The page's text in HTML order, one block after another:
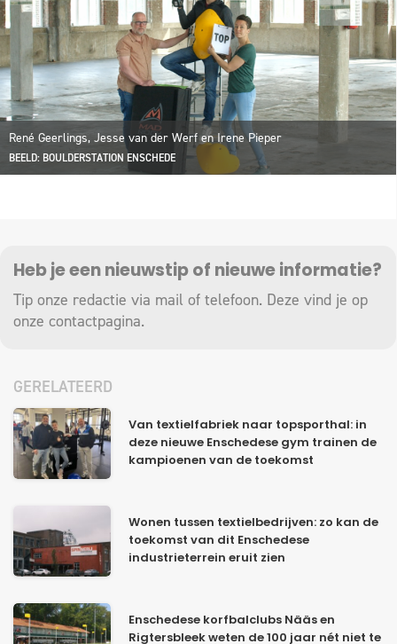
René Geerlings, Jesse van der Werf en Irene Pieper
BEELD: BOULDERSTATION ENSCHEDE
Heb je een nieuwstip of nieuwe informatie?
Tip onze redactie via mail of telefoon. Deze vind je op
onze contactpagina.
GERELATEERD
Van textielfabriek naar topsporthal: in
deze nieuwe Enschedese gym trainen de
kampioenen van de toekomst
Wonen tussen textielbedrijven: zo kan de
toekomst van dit Enschedese
industrieterrein eruit zien
Enschedese korfbalclubs Nääs en
Rigtersbleek weten de 100 jaar nét niet te